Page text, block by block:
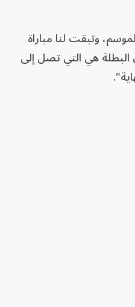
هذا الموسم، وتبقت لنا مباراة
البطلة هي التي تصل إلى